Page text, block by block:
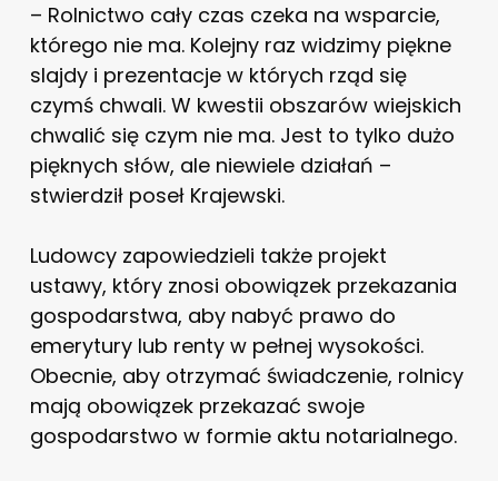
– Rolnictwo cały czas czeka na wsparcie,
którego nie ma. Kolejny raz widzimy piękne
slajdy i prezentacje w których rząd się
czymś chwali. W kwestii obszarów wiejskich
chwalić się czym nie ma. Jest to tylko dużo
pięknych słów, ale niewiele działań –
stwierdził poseł Krajewski.
Ludowcy zapowiedzieli także projekt
ustawy, który znosi obowiązek przekazania
gospodarstwa, aby nabyć prawo do
emerytury lub renty w pełnej wysokości.
Obecnie, aby otrzymać świadczenie, rolnicy
mają obowiązek przekazać swoje
gospodarstwo w formie aktu notarialnego.